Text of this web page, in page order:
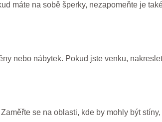
máte na sobě šperky, nezapomeňte je
nebo nábytek. Pokud jste venku,
se na oblasti, kde by mohly být